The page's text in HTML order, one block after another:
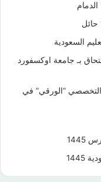
السعودية
بـ جامعة اوكسفورد
“الورقي” في